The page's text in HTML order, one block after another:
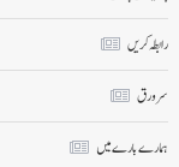
رابطہ کریں
سر ورق
ہمارے بارے میں